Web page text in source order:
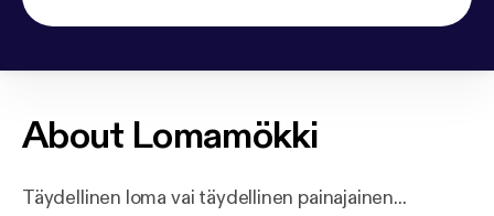
About Lomamökki
Täydellinen loma vai täydellinen painajainen...